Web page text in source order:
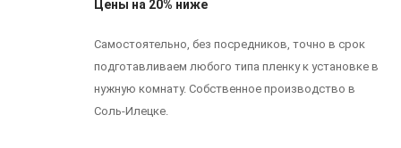
Цены на 20% ниже
Самостоятельно, без посредников, точно в срок
подготавливаем любого типа пленку к установке в
нужную комнату. Собственное производство в
Соль-Илецке.